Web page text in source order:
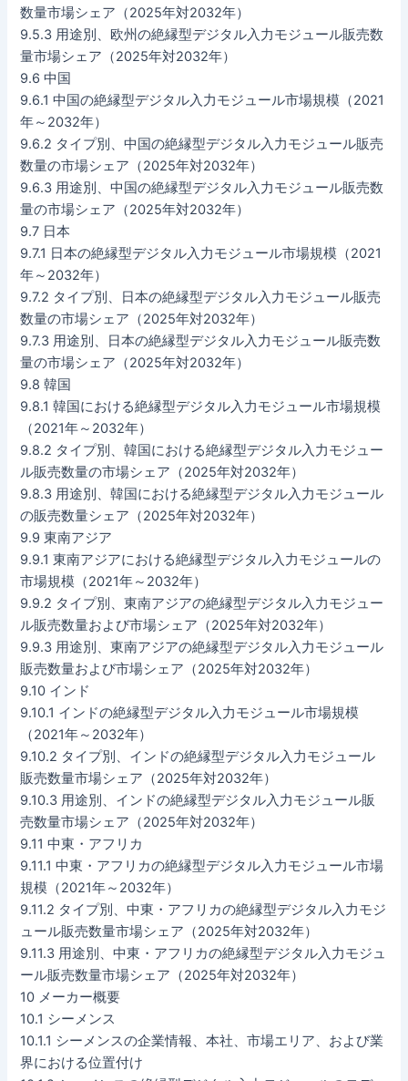
数量市場シェア（2025年対2032年）
9.5.3 用途別、欧州の絶縁型デジタル入力モジュール販売数
量市場シェア（2025年対2032年）
9.6 中国
9.6.1 中国の絶縁型デジタル入力モジュール市場規模（2021
年～2032年）
9.6.2 タイプ別、中国の絶縁型デジタル入力モジュール販売
数量の市場シェア（2025年対2032年）
9.6.3 用途別、中国の絶縁型デジタル入力モジュール販売数
量の市場シェア（2025年対2032年）
9.7 日本
9.7.1 日本の絶縁型デジタル入力モジュール市場規模（2021
年～2032年）
9.7.2 タイプ別、日本の絶縁型デジタル入力モジュール販売
数量の市場シェア（2025年対2032年）
9.7.3 用途別、日本の絶縁型デジタル入力モジュール販売数
量の市場シェア（2025年対2032年）
9.8 韓国
9.8.1 韓国における絶縁型デジタル入力モジュール市場規模
（2021年～2032年）
9.8.2 タイプ別、韓国における絶縁型デジタル入力モジュー
ル販売数量の市場シェア（2025年対2032年）
9.8.3 用途別、韓国における絶縁型デジタル入力モジュール
の販売数量シェア（2025年対2032年）
9.9 東南アジア
9.9.1 東南アジアにおける絶縁型デジタル入力モジュールの
市場規模（2021年～2032年）
9.9.2 タイプ別、東南アジアの絶縁型デジタル入力モジュー
ル販売数量および市場シェア（2025年対2032年）
9.9.3 用途別、東南アジアの絶縁型デジタル入力モジュール
販売数量および市場シェア（2025年対2032年）
9.10 インド
9.10.1 インドの絶縁型デジタル入力モジュール市場規模
（2021年～2032年）
9.10.2 タイプ別、インドの絶縁型デジタル入力モジュール
販売数量市場シェア（2025年対2032年）
9.10.3 用途別、インドの絶縁型デジタル入力モジュール販
売数量市場シェア（2025年対2032年）
9.11 中東・アフリカ
9.11.1 中東・アフリカの絶縁型デジタル入力モジュール市場
規模（2021年～2032年）
9.11.2 タイプ別、中東・アフリカの絶縁型デジタル入力モジ
ュール販売数量市場シェア（2025年対2032年）
9.11.3 用途別、中東・アフリカの絶縁型デジタル入力モジュ
ール販売数量市場シェア（2025年対2032年）
10 メーカー概要
10.1 シーメンス
10.1.1 シーメンスの企業情報、本社、市場エリア、および業
界における位置付け